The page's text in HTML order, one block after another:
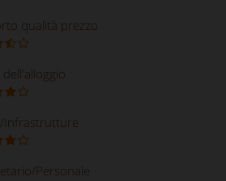
qualità prezzo
dell'alloggio
Infrastrutture
Personale